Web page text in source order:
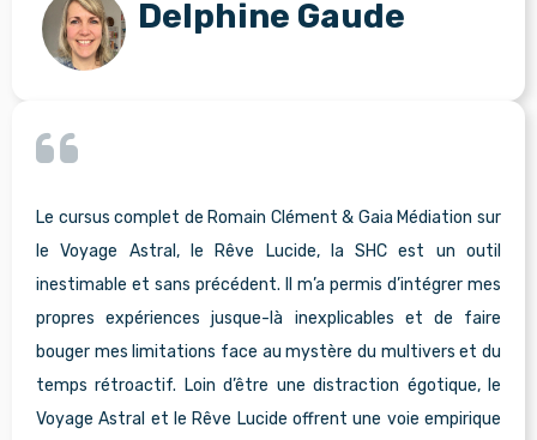
Delphine Gaude
Le cursus complet de Romain Clément & Gaia Médiation sur
le Voyage Astral, le Rêve Lucide, la SHC est un outil
inestimable et sans précédent. Il m’a permis d’intégrer mes
propres expériences jusque-là inexplicables et de faire
bouger mes limitations face au mystère du multivers et du
temps rétroactif. Loin d’être une distraction égotique, le
Voyage Astral et le Rêve Lucide offrent une voie empirique